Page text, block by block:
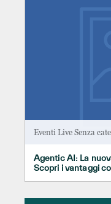
Eventi Live Senza
Agentic AI: La
Scopri i vantaggi